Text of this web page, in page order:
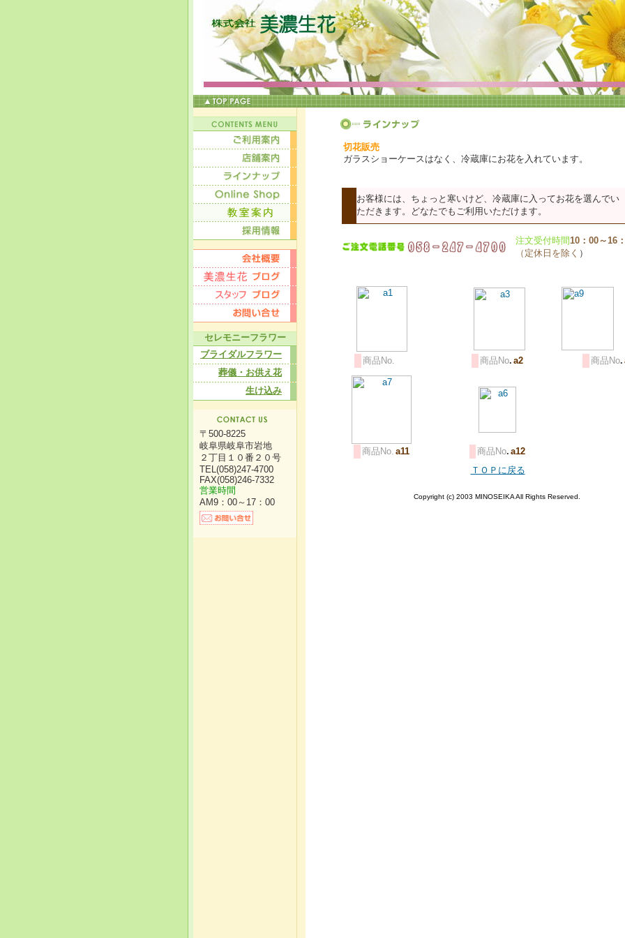
セレモニーフラワー
ブライダルフラワー
葬儀・お供え花
生け込み
〒500-8225
岐阜県岐阜市岩地
２丁目１０番２０号
TEL(058)247-4700
FAX(058)246-7332
営業時間
AM9：00～17：00
切花販売
ガラスショーケースはなく、冷蔵庫にお花を入れています。
お客様には、ちょっと寒いけど、冷蔵庫に入ってお花を選んでい
ただきます。どなたでもご利用いただけます。
注文受付時間10：00～16
（定休日を除く ）
商品No. 商品No. a2 商品No.
商品No. a11 商品No. a12
ＴＯＰに戻る
Copyright (c) 2003 MINOSEIKA All Rights Reserved.